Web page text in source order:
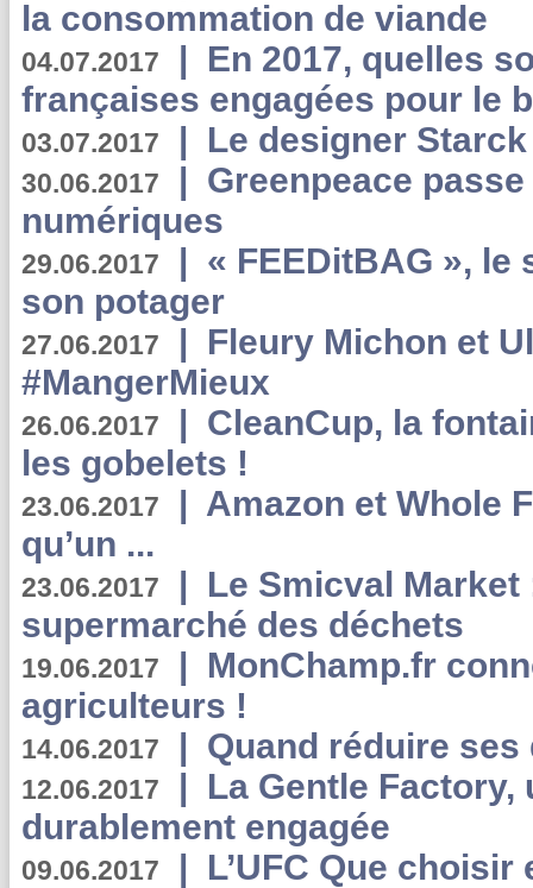
la consommation de viande
04.07.2017 | En 2017, quelles
françaises engagées pour le
03.07.2017 | Le designer
30.06.2017 | Greenpeace
numériques
29.06.2017 | « FEEDitBAG », le
son potager
27.06.2017 | Fleury Michon et
#MangerMieux
26.06.2017 | CleanCup, la
les gobelets !
23.06.2017 | Amazon et Whole
qu’un ...
23.06.2017 | Le Smicval
supermarché des déchets
19.06.2017 | MonChamp.fr
agriculteurs !
14.06.2017 | Quand réduire
12.06.2017 | La Gentle
durablement engagée
09.06.2017 | L’UFC Que